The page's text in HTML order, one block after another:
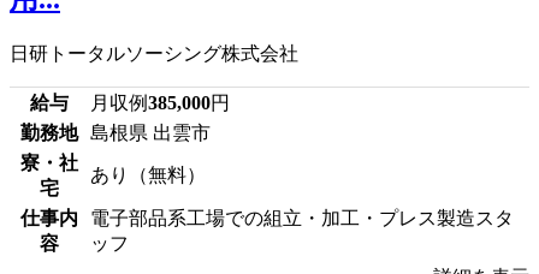
日研トータルソーシング株式会社
給与 月収例385,000円
勤務地 島根県 出雲市
寮・社
宅
あり（無料）
仕事内
容
電子部品系工場での組立・加工・プレス製造スタ
ッフ